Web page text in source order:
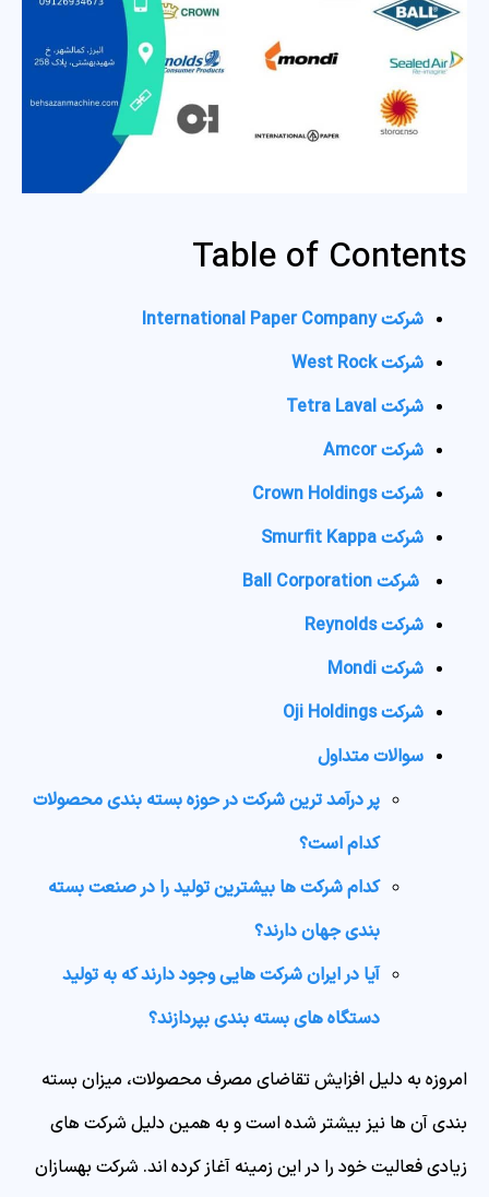
Table of Contents
شرکت International Paper Company
شرکت West Rock
شرکت Tetra Laval
شرکت Amcor
شرکت Crown Holdings
شرکت Smurfit Kappa
شرکت Ball Corporation
شرکت Reynolds
شرکت Mondi
شرکت Oji Holdings
سوالات متداول
پر درآمد ترین شرکت در حوزه بسته بندی محصولات
کدام است؟
کدام شرکت ها بیشترین تولید را در صنعت بسته
بندی جهان دارند؟
آیا در ایران شرکت هایی وجود دارند که به تولید
دستگاه های بسته بندی بپردازند؟
امروزه به دلیل افزایش تقاضای مصرف محصولات، میزان بسته
بندی آن ها نیز بیشتر شده است و به همین دلیل شرکت های
زیادی فعالیت خود را در این زمینه آغاز کرده اند. شرکت بهسازان